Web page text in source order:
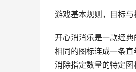
游戏基本规则，目标与
开心消消乐是一款经
相同的图标连成一条
消除指定数量的特定